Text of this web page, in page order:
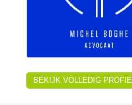
BEKIJK VOLLEDIG